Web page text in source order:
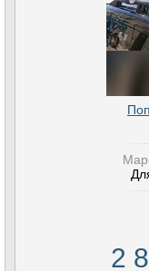
2